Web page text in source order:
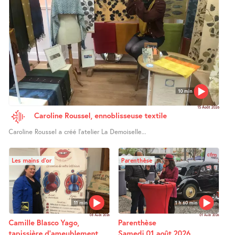
10 min
15 Août 2026
Caroline Roussel, ennoblisseuse textile
Caroline Roussel a créé l’atelier La Demoiselle...
11 min
Les mains d’or
08 Août 2026
Camille Blasco Yago,
tapissière d’ameublement
1 h 60 min
Parenthèse
01 Août 2026
Parenthèse
Samedi 01 août 2026